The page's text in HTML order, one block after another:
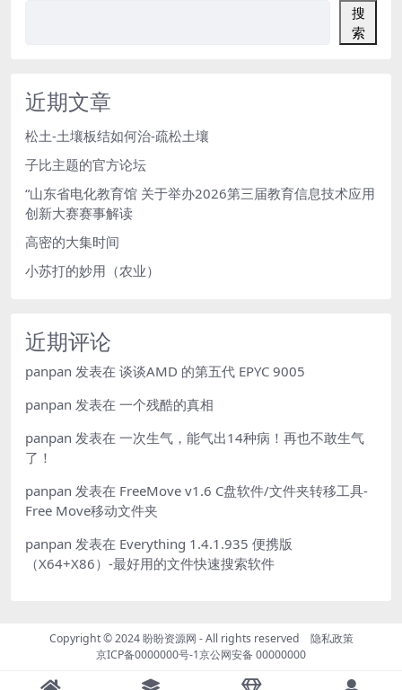
搜
索
近期文章
松土-土壤板结如何治-疏松土壤
子比主题的官方论坛
“山东省电化教育馆 关于举办2026第三届教育信息技术应用
创新大赛赛事解读
高密的大集时间
小苏打的妙用（农业）
近期评论
panpan 发表在 谈谈AMD 的第五代 EPYC 9005
panpan 发表在 一个残酷的真相
panpan 发表在 一次生气，能气出14种病！再也不敢生气
了！
panpan 发表在 FreeMove v1.6 C盘软件/文件夹转移工具-
Free Move移动文件夹
panpan 发表在 Everything 1.4.1.935 便携版
（X64+X86）-最好用的文件快速搜索软件
Copyright © 2024盼盼资源网 - All rights reserved 隐私政策
京ICP备0000000号-1京公网安备 00000000